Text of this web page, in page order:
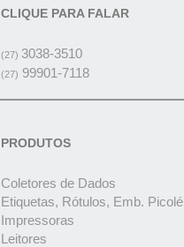
CLIQUE PARA FALAR
(27) 3038-3510
(27) 99901-7118
PRODUTOS
Coletores de Dados
Etiquetas, Rótulos, Emb. Picolé
Impressoras
Leitores